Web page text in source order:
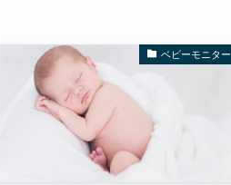
ベビーモニター